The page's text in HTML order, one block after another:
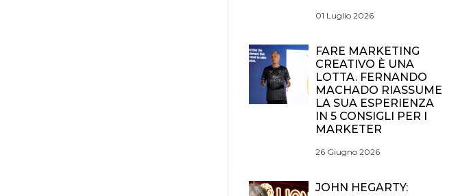
01 Luglio 2026
FARE MARKETING
CREATIVO È UNA
LOTTA. FERNANDO
MACHADO RIASSUME
LA SUA ESPERIENZA
IN 5 CONSIGLI PER I
MARKETER
26 Giugno 2026
JOHN HEGARTY: